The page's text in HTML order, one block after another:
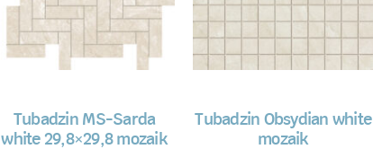
Tubadzin MS-Sarda
white 29,8×29,8 mozaik
Tubadzin Obsydian white
mozaik